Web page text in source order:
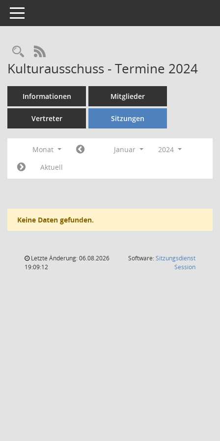
Toggle navigation
Rechercheauswahl
RSS-Feed
Kulturausschuss - Termine 2024
Informationen Mitglieder
Vertreter Sitzungen
Monat Januar
2024
Aktuell
Keine Daten gefunden.
Letzte Änderung: 06.08.2026
19:09:12
Software:Sitzungsdienst
Session(Wird in